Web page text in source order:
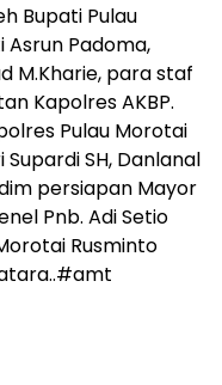
Bupati Pulau
Asrun Padoma,
M.Kharie, para staf
Kapolres AKBP.
Pulau Morotai
Supardi SH, Danlanal
persiapan Mayor
Pnb. Adi Setio
Rusminto